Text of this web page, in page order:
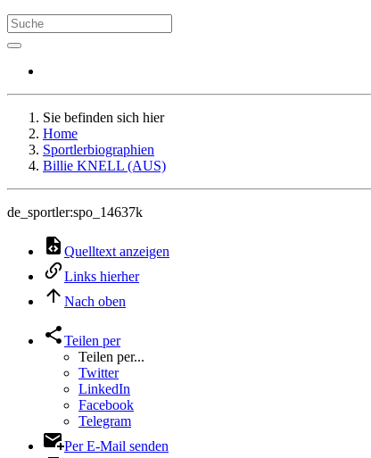
Sie befinden sich hier
Home
Sportlerbiographien
Billie KNELL (AUS)
de_sportler:spo_14637k
Quelltext anzeigen
Links hierher
Nach oben
Teilen per
Teilen per...
Twitter
LinkedIn
Facebook
Telegram
Per E-Mail senden